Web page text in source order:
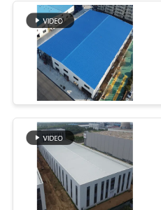
strukturelle
Stahlträger